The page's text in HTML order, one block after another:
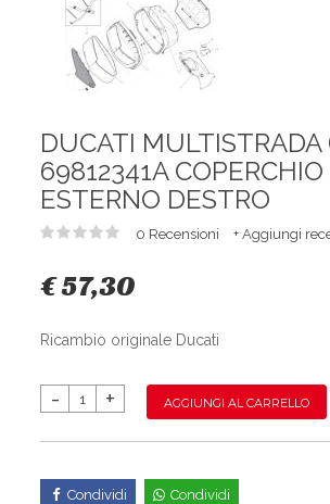
DUCATI MULTISTRADA
69812341A COPERCHIO
ESTERNO DESTRO
0 Recensioni + Aggiungi
€ 57,30
Ricambio originale Ducati
AGGIUNGI AL CARRELLO
Condividi Condividi